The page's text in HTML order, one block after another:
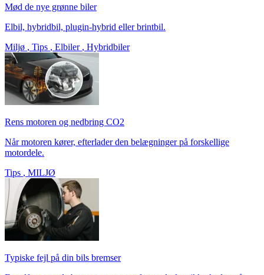
Mød de nye grønne biler
Elbil, hybridbil, plugin-hybrid eller brintbil.
Miljø , Tips , Elbiler , Hybridbiler
Rens motoren og nedbring CO2
Når motoren kører, efterlader den belægninger på forskellige
motordele.
Tips , MILJØ
Typiske fejl på din bils bremser